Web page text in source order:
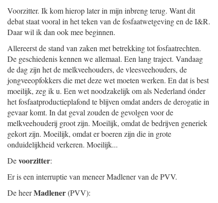
Voorzitter. Ik kom hierop later in mijn inbreng terug. Want dit
debat staat vooral in het teken van de fosfaatwetgeving en de I&R.
Daar wil ik dan ook mee beginnen.
Allereerst de stand van zaken met betrekking tot fosfaatrechten.
De geschiedenis kennen we allemaal. Een lang traject. Vandaag
de dag zijn het de melkveehouders, de vleesveehouders, de
jongveeopfokkers die met deze wet moeten werken. En dat is best
moeilijk, zeg ik u. Een wet noodzakelijk om als Nederland ónder
het fosfaatproductieplafond te blijven omdat anders de derogatie in
gevaar komt. In dat geval zouden de gevolgen voor de
melkveehouderij groot zijn. Moeilijk, omdat de bedrijven generiek
gekort zijn. Moeilijk, omdat er boeren zijn die in grote
onduidelijkheid verkeren. Moeilijk...
Devoorzitter:
Er is een interruptie van meneer Madlener van de PVV.
De heerMadlener(PVV):